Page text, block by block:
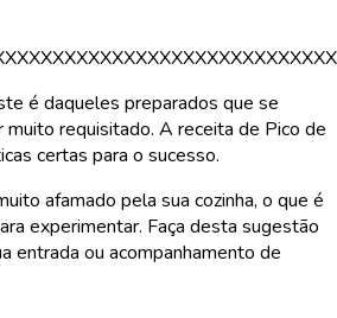
é daqueles preparados que se
muito requisitado. A receita de Pico de
certas para o sucesso.
afamado pela sua cozinha, o que é
experimentar. Faça desta sugestão
entrada ou acompanhamento de